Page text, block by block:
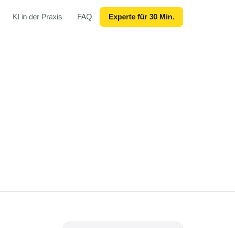
KI in der Praxis FAQ Experte für 30 Min.